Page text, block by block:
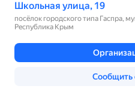
Школьная улица, 19
посёлок городского типа Гаспра,
Республика Крым
Сообщить